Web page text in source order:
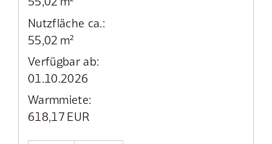
Nutzfläche ca.:
55,02 m²
Verfügbar ab:
01.10.2026
Warmmiete:
618,17 EUR